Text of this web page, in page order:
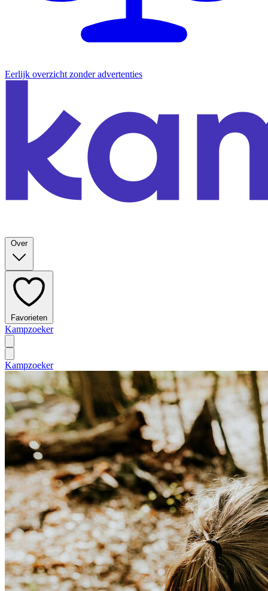
Eerlijk overzicht zonder advertenties
Over
Favorieten
Kampzoeker
Kampzoeker